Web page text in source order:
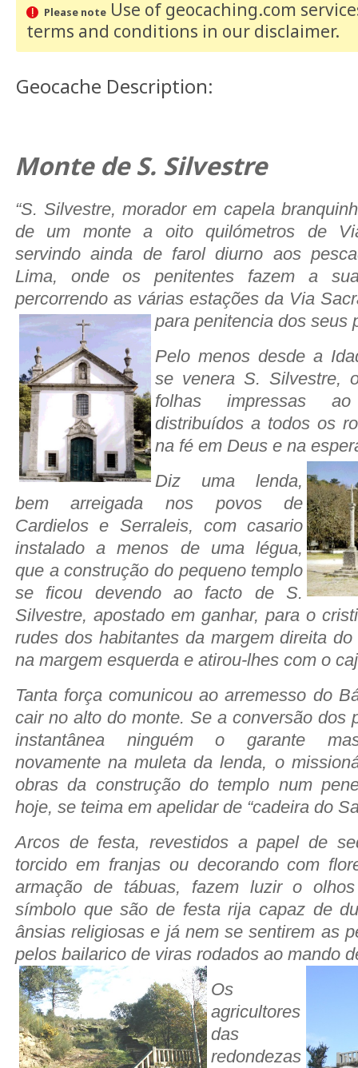
Please noteUse of geocaching.com
terms and conditions in our disclaimer.
Geocache Description:
Monte de S. Silvestre
“S. Silvestre, morador em capela
de um monte a oito quilómetros de
servindo ainda de farol diurno aos
Lima, onde os penitentes fazem a
percorrendo as várias estações da Via
para penitencia dos seus
Pelo menos desde a
se venera S. Silvestre,
folhas impressas
distribuídos a todos os
na fé em Deus e na
Diz uma lenda,
bem arreigada nos povos de
Cardielos e Serraleis, com casario
instalado a menos de uma légua,
que a construção do pequeno templo
se ficou devendo ao facto de S.
Silvestre, apostado em ganhar, para o
rudes dos habitantes da margem direita
na margem esquerda e atirou-lhes com o
Tanta força comunicou ao arremesso do
cair no alto do monte. Se a conversão dos
instantânea ninguém o garante
novamente na muleta da lenda, o
obras da construção do templo num
hoje, se teima em apelidar de “cadeira do
Arcos de festa, revestidos a papel de
torcido em franjas ou decorando com
armação de tábuas, fazem luzir o
símbolo que são de festa rija capaz de
ânsias religiosas e já nem se sentirem as
pelos bailarico de viras rodados ao mando
Os
agricultores
das
redondezas